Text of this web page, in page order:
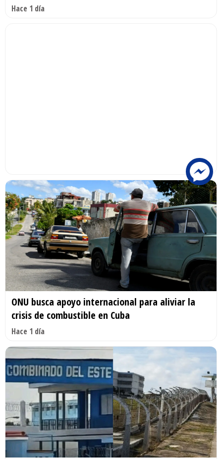
Hace 1 día
ONU busca apoyo internacional para aliviar la
crisis de combustible en Cuba
Hace 1 día